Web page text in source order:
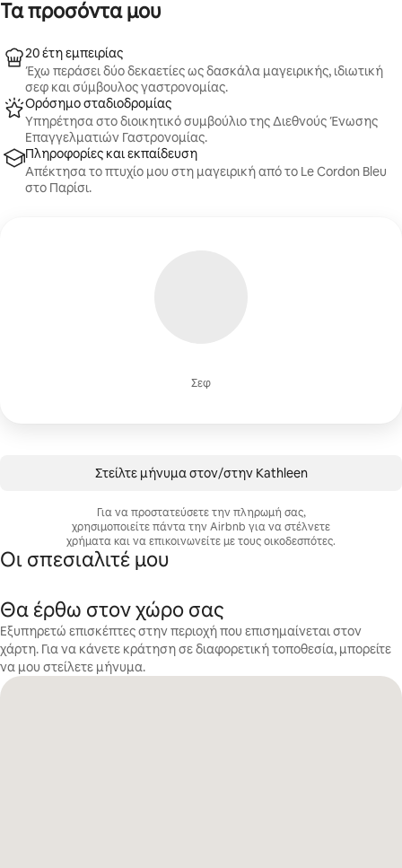
Τα προσόντα μου
Σεφ
20 έτη εμπειρίας
Έχω περάσει δύο δεκαετίες ως δασκάλα μαγειρικής, ιδιωτική
σεφ και σύμβουλος γαστρονομίας.
Ορόσημο σταδιοδρομίας
Υπηρέτησα στο διοικητικό συμβούλιο της Διεθνούς Ένωσης
Επαγγελματιών Γαστρονομίας.
Πληροφορίες και εκπαίδευση
Απέκτησα το πτυχίο μου στη μαγειρική από το Le Cordon Bleu
στο Παρίσι.
Στείλτε μήνυμα στον/στην Kathleen
Για να προστατεύσετε την πληρωμή σας,
χρησιμοποιείτε πάντα την Airbnb για να στέλνετε
χρήματα και να επικοινωνείτε με τους οικοδεσπότες.
Οι σπεσιαλιτέ μου
Θα έρθω στον χώρο σας
Εξυπηρετώ επισκέπτες στην περιοχή που επισημαίνεται στον
χάρτη. Για να κάνετε κράτηση σε διαφορετική τοποθεσία, μπορείτε
να μου στείλετε μήνυμα.